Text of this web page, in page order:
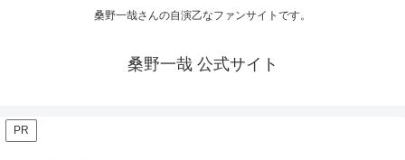
桑野一哉さんの自演乙なファンサイトです。
桑野一哉 公式サイト
PR